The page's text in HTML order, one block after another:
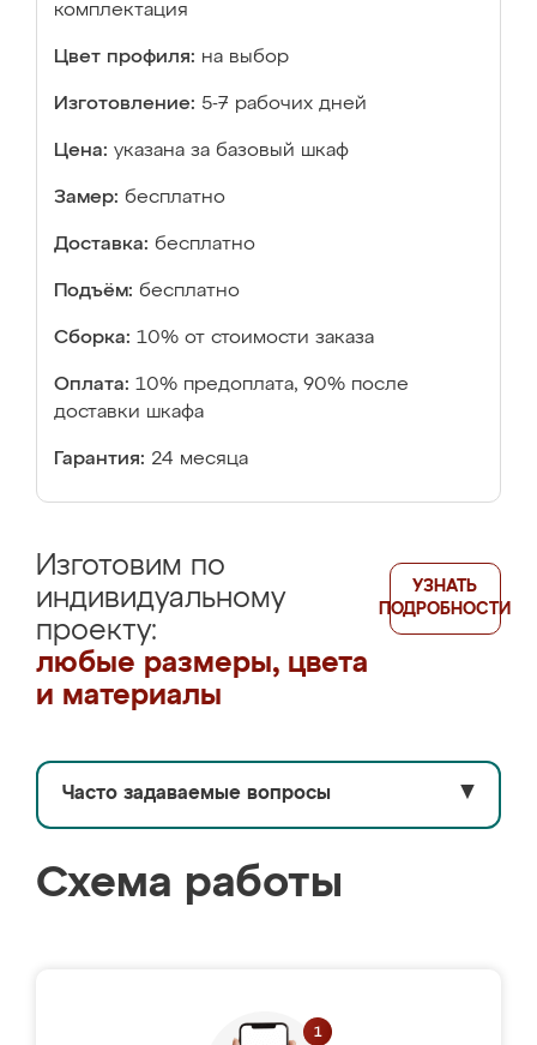
комплектация
Цвет профиля: на выбор
Изготовление: 5-7 рабочих дней
Цена: указана за базовый шкаф
Замер: бесплатно
Доставка: бесплатно
Подъём: бесплатно
Сборка: 10% от стоимости заказа
Оплата: 10% предоплата, 90% после
доставки шкафа
Гарантия: 24 месяца
Изготовим по
индивидуальному
проекту:
любые размеры, цвета
и материалы
УЗНАТЬ
ПОДРОБНОСТИ
Часто задаваемые вопросы ▼
Схема работы